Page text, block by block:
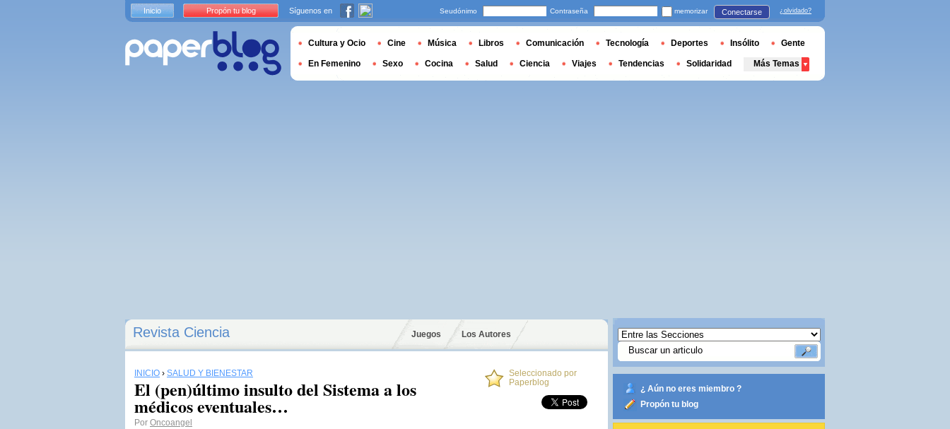
Revista Ciencia Juegos Los Autores
INICIO › SALUD Y BIENESTAR
El (pen)último insulto del Sistema a los
médicos eventuales…
Por Oncoangel
Seleccionado por
Paperblog
¿ Aún no eres miembro ?
Propón tu blog
Inicio Propón tu blog Síguenos en Seudónimo Contraseña memorizar Conectarse ¿olvidado?
Cultura y Ocio Cine Música Libros Comunicación Tecnología Deportes Insólito Gente
En Femenino Sexo Cocina Salud Ciencia Viajes Tendencias Solidaridad Más Temas